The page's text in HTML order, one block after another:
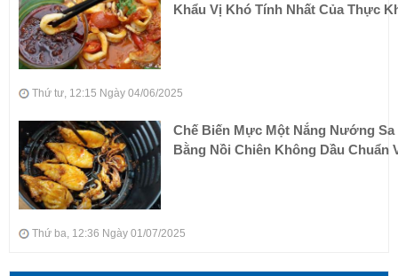
Khẩu Vị Khó Tính Nhất Của Thực
Thứ tư, 12:15 Ngày 04/06/2025
Chế Biến Mực Một Nắng Nướng Sa
Bằng Nồi Chiên Không Dầu Chuẩn
Thứ ba, 12:36 Ngày 01/07/2025